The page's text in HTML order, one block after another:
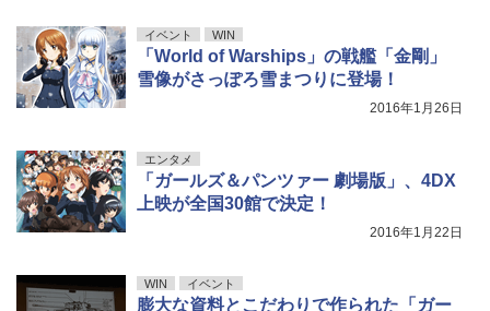
イベント WIN
「World of Warships」の戦艦「金剛」
雪像がさっぽろ雪まつりに登場！
2016年1月26日
エンタメ
「ガールズ＆パンツァー 劇場版」、4DX
上映が全国30館で決定！
2016年1月22日
WIN イベント
膨大な資料とこだわりで作られた「ガー